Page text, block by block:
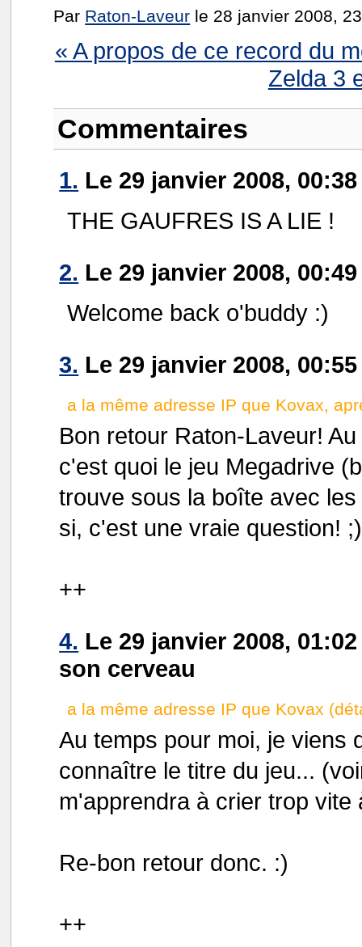
Par Raton-Laveur le 28 janvier 2008,
« A propos de ce record du
Zelda 3
Commentaires
1. Le 29 janvier 2008,
THE GAUFRES IS A LIE !
2. Le 29 janvier 2008,
Welcome back o'buddy :)
3. Le 29 janvier 2008,
a la même adresse IP que Kovax,
Bon retour Raton-Laveur!
c'est quoi le jeu Megadrive
trouve sous la boîte avec
si, c'est une vraie question! ;)
++
4. Le 29 janvier 2008,
son cerveau
a la même adresse IP que Kovax
Au temps pour moi, je viens
connaître le titre du jeu...
m'apprendra à crier trop vite
Re-bon retour donc. :)
++